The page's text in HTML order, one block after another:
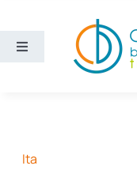
contenuto
Toggle
Ita